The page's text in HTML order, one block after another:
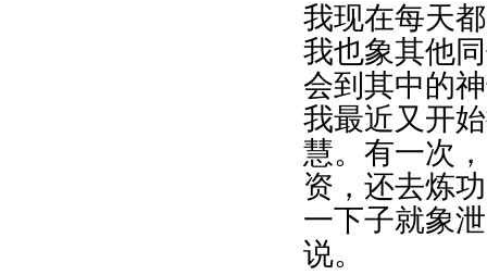
我现在每天
我也象其他
会到其中的
我最近又开
慧。有一次
资，还去炼
一下子就象
说。